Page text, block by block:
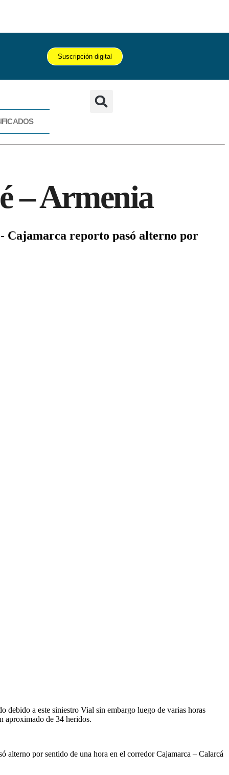
Suscripción digital
– Armenia
Cajamarca reporto pasó alterno por
debido a este siniestro Vial sin embargo luego de varias horas
aproximado de 34 heridos.
alterno por sentido de una hora en el corredor Cajamarca – Calarcá